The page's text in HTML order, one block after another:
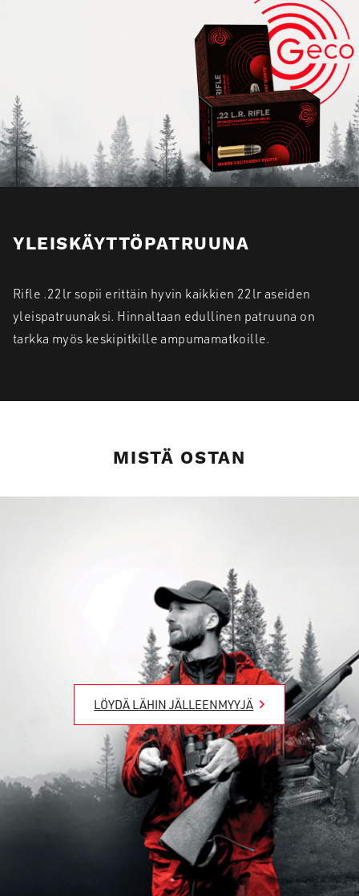
YLEISKÄYTTÖPATRUUNA
Rifle .22lr sopii erittäin hyvin kaikkien 22lr aseiden
yleispatruunaksi. Hinnaltaan edullinen patruuna on
tarkka myös keskipitkille ampumamatkoille.
MISTÄ OSTAN
LÖYDÄ LÄHIN JÄLLEENMYYJÄ